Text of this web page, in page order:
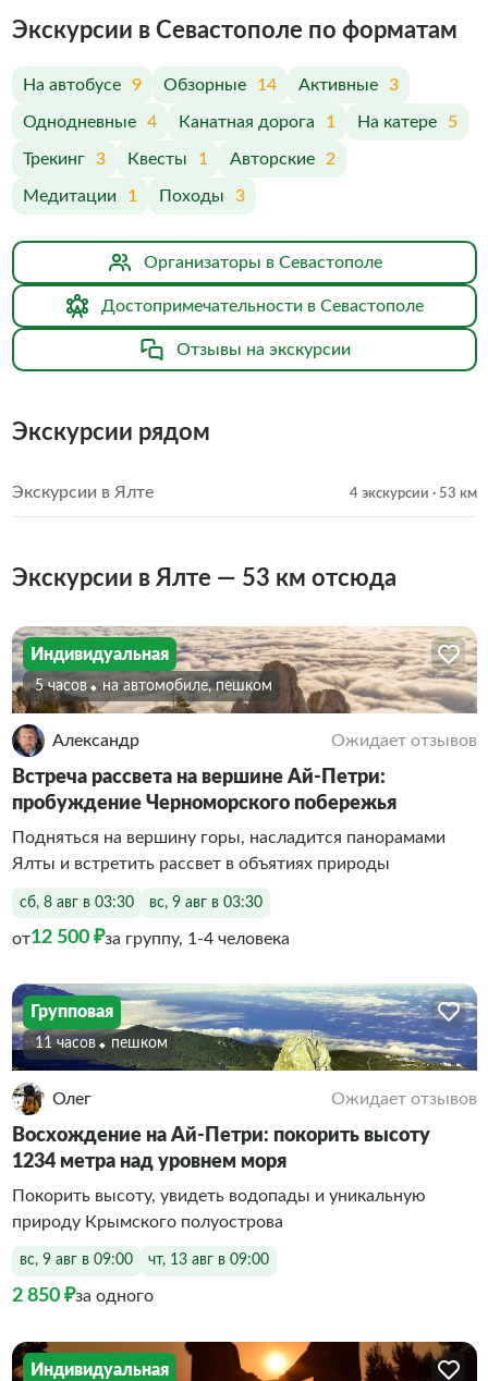
Экскурсии в Севастополе по форматам
На автобусе 9 Обзорные 14 Активные 3
Однодневные 4 Канатная дорога 1 На катере 5
Трекинг 3 Квесты 1 Авторские 2
Медитации 1 Походы 3
Организаторы в Севастополе
Достопримечательности в Севастополе
Отзывы на экскурсии
Экскурсии рядом
Экскурсии в Ялте 4 экскурсии · 53 км
Экскурсии в Ялте — 53 км отсюда
Индивидуальная
5 часов На автомобиле, пешком
Александр Ожидает отзывов
Встреча рассвета на вершине Ай-Петри:
пробуждение Черноморского побережья
Подняться на вершину горы, насладится панорамами
Ялты и встретить рассвет в объятиях природы
сб, 8 авг в 03:30 вс, 9 авг в 03:30
от12 500 ₽за группу, 1-4 человека
Групповая
11 часов Пешком
Олег Ожидает отзывов
Восхождение на Ай-Петри: покорить высоту
1234 метра над уровнем моря
Покорить высоту, увидеть водопады и уникальную
природу Крымского полуострова
вс, 9 авг в 09:00 чт, 13 авг в 09:00
2 850 ₽за одного
Индивидуальная